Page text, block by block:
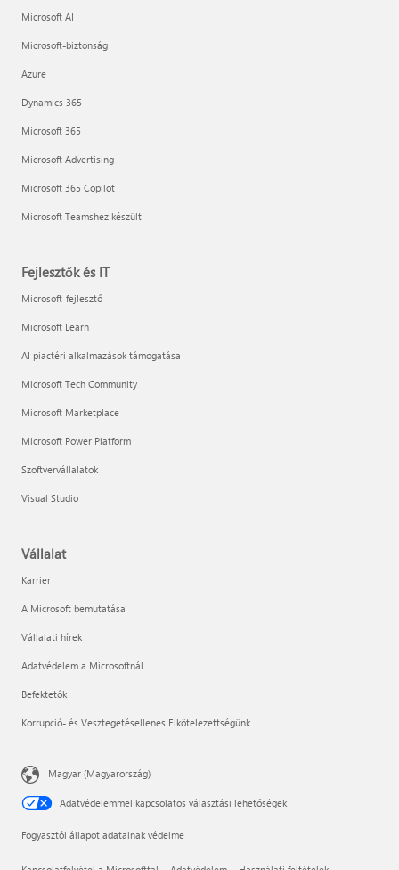
Microsoft AI
Microsoft-biztonság
Azure
Dynamics 365
Microsoft 365
Microsoft Advertising
Microsoft 365 Copilot
Microsoft Teamshez készült
Fejlesztők és IT
Microsoft-fejlesztő
Microsoft Learn
AI piactéri alkalmazások támogatása
Microsoft Tech Community
Microsoft Marketplace
Microsoft Power Platform
Szoftvervállalatok
Visual Studio
Vállalat
Karrier
A Microsoft bemutatása
Vállalati hírek
Adatvédelem a Microsoftnál
Befektetők
Korrupció- és Vesztegetésellenes Elkötelezettségünk
Magyar (Magyarország)
Adatvédelemmel kapcsolatos választási lehetőségek
Fogyasztói állapot adatainak védelme